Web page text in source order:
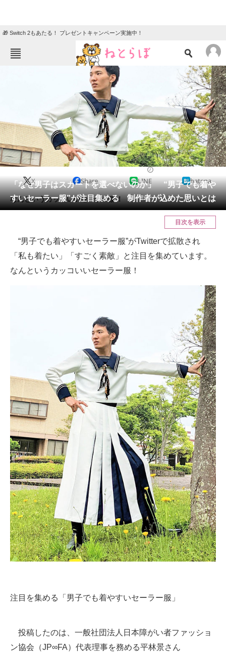
🎁 Switch 2もあたる！ プレゼントキャンペーン実施中！
ニュース
クイズ
グルメ 地域
住まい 教育・育児
動物 リサーチ
会員記事
メディア
ITの今と未来を見通す
スマホと通信の最新トレンド
ビジネスと働き方のヒント
AI活用のいまが分かる
企業ITのトレンドを詳説
経営リーダーのコミュニティ
マーケ×ITの今がよく分かる
ITエンジニア向け専門サイト
企業向けIT製品の総合サイト
IT製品の技術・比較・事例
製造業のIT導入・活用を支援
モノづくり技術者専門サイト
エレクトロニクス専門サイト
エネルギーの専門メディア
ちょっと気になるネットの話題
「なぜ男子はスカートを選べないのか」 “男子でも着や
すいセーラー服”が注目集める 制作者が込めた思いとは
X Share LINE hatena
なんというカッコいいセーラー服！
目次を表示
“男子でも着やすいセーラー服”がTwitterで拡散され
「私も着たい」「すごく素敵」と注目を集めています。
なんというカッコいいセーラー服！
注目を集める「男子でも着やすいセーラー服」
投稿したのは、一般社団法人日本障がい者ファッショ
ン協会（JP∞FA）代表理事を務める平林景さん